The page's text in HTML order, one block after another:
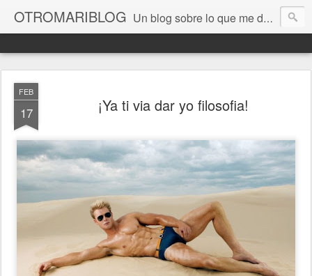
OTROMARIBLOG Un blog sobre lo que me da la gana, así en general, desde lo personal a cuestiones LGTB, vamos, mis mariconadas y esas cosas del Orgullo, la reivindicación y, en general, de reclamar las cosas que son justas y que cada cual haga lo que le venga en gana siempre que no moleste al vecino; cosas que ver, visitar... algún viaje... de todo un poco. Ah, y aquí a las chivatas no las queremos ver ni en pintura.
FEB
17 ¡Ya ti via dar yo filosofia!